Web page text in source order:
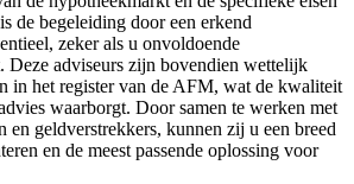
de begeleiding door een erkend
zeker als u onvoldoende
Deze adviseurs zijn bovendien wettelijk
in het register van de AFM, wat de kwaliteit
waarborgt. Door samen te werken met
en geldverstrekkers, kunnen zij u een breed
en de meest passende oplossing voor